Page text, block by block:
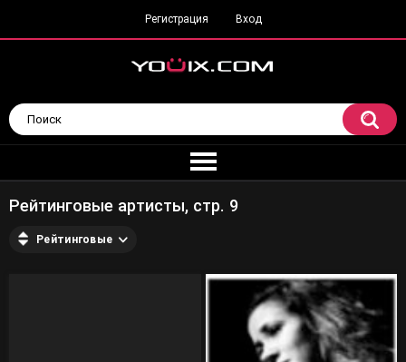
Регистрация Вход
Рейтинговые артисты, стр. 9
Рейтинговые